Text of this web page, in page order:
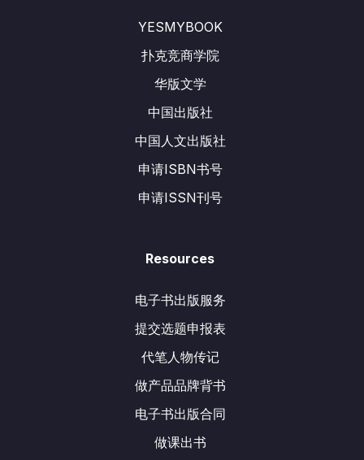
YESMYBOOK
扑克竞商学院
华版文学
中国出版社
中国人文出版社
申请ISBN书号
申请ISSN刊号
Resources
电子书出版服务
提交选题申报表
代笔人物传记
做产品品牌背书
电子书出版合同
做课出书